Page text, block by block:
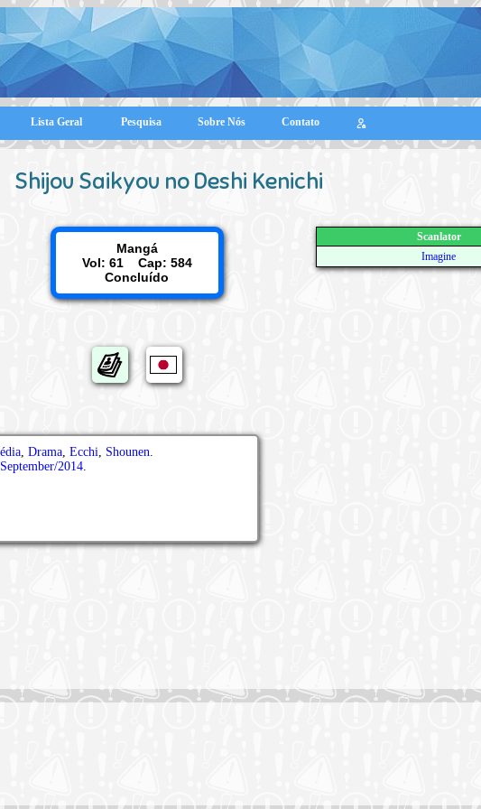
Lista Geral Pesquisa Sobre Nós Contato
Shijou Saikyou no Deshi Kenichi
Mangá
Vol: 61 Cap: 584
Concluído
Scanlator
Imagine
, Drama, Ecchi, Shounen.
2014.